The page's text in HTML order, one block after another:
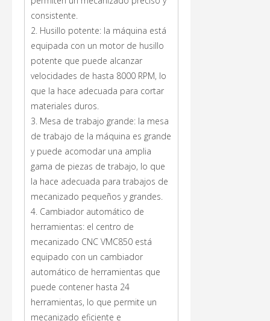
consistente.
2. Husillo potente: la máquina está
equipada con un motor de husillo
potente que puede alcanzar
velocidades de hasta 8000 RPM, lo
que la hace adecuada para cortar
materiales duros.
3. Mesa de trabajo grande: la mesa
de trabajo de la máquina es grande
y puede acomodar una amplia
gama de piezas de trabajo, lo que
la hace adecuada para trabajos de
mecanizado pequeños y grandes.
4. Cambiador automático de
herramientas: el centro de
mecanizado CNC VMC850 está
equipado con un cambiador
automático de herramientas que
puede contener hasta 24
herramientas, lo que permite un
mecanizado eficiente e